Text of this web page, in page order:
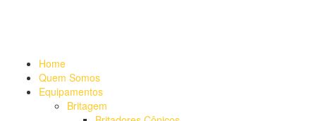
Home
Quem Somos
Equipamentos
Britagem